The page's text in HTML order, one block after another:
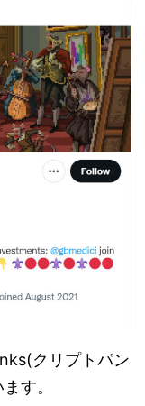
クリプトパン
す。